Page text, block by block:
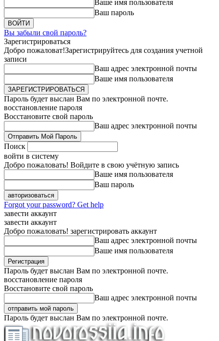
Ваше имя пользователя
Ваш пароль
Вы забыли свой пароль?
Зарегистрироваться
Добро пожаловат!Зарегистрируйтесь для создания учетной
записи
Ваш адрес электронной почты
Ваше имя пользователя
Пароль будет выслан Вам по электронной почте.
восстановление пароля
Восстановите свой пароль
Ваш адрес электронной почты
Поиск
войти в систему
Добро пожаловать! Войдите в свою учётную запись
Ваше имя пользователя
Ваш пароль
Forgot your password? Get help
завести аккаунт
завести аккаунт
Добро пожаловать! зарегистрировать аккаунт
Ваш адрес электронной почты
Ваше имя пользователя
Пароль будет выслан Вам по электронной почте.
восстановление пароля
Восстановите свой пароль
Ваш адрес электронной почты
Пароль будет выслан Вам по электронной почте.